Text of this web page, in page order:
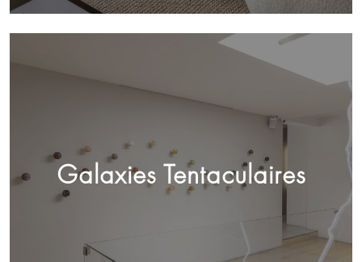
Galaxies Tentaculaires